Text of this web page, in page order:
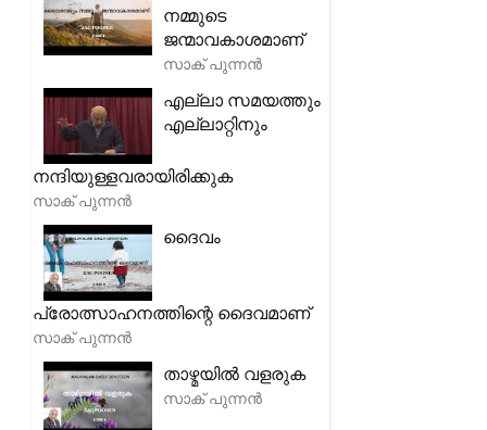
നമ്മുടെ
ജന്മാവകാശമാണ്
സാക് പുന്നൻ
എല്ലാ സമയത്തും
എല്ലാറ്റിനും
നന്ദിയുള്ളവരായിരിക്കുക
സാക് പുന്നൻ
ദൈവം
പ്രോത്സാഹനത്തിന്റെ ദൈവമാണ്
സാക് പുന്നൻ
താഴ്മയിൽ വളരുക
സാക് പുന്നൻ